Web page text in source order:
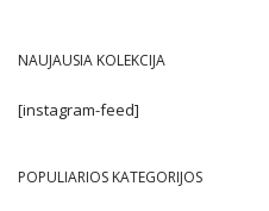
NAUJAUSIA KOLEKCIJA
[instagram-feed]
POPULIARIOS KATEGORIJOS